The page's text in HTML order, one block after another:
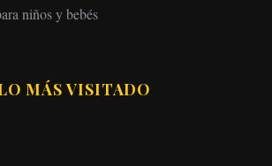
niños y bebés
MÁS VISITADO